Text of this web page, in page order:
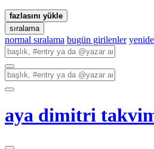
fazlasını yükle
sıralama
normal sıralama bugün girilenler
aya dimitri